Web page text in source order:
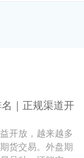
｜正规渠道开
开放，越来越多
货交易。外盘期